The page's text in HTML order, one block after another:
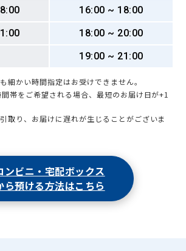
16:00 ~ 18:00
18:00 ~ 20:00
19:00 ~ 21:00
細かい時間指定はお受けできません。
帯をご希望される場合、最短のお届け日が+1
取り、お届けに遅れが生じることがございま
ンビニ・宅配ボックス
ら預ける方法はこちら